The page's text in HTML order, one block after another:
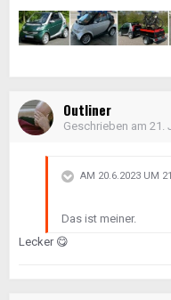
Outliner
Geschrieben am 21.
AM 20.6.2023 UM
Das ist meiner.
Lecker 😋